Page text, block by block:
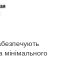
мінімального